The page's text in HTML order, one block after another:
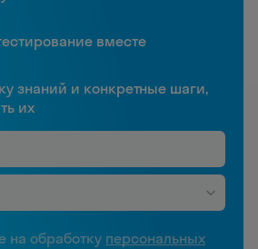
вместе
знаний и конкретные шаги,
их
на обработку персональных